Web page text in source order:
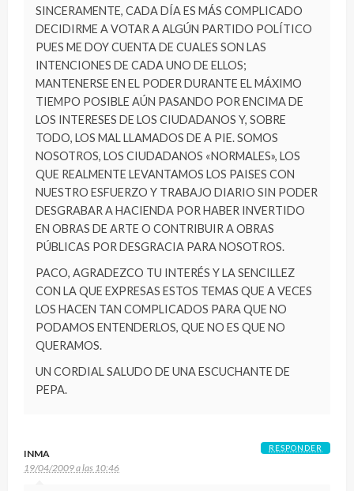
SINCERAMENTE, CADA DÍA ES MÁS COMPLICADO
DECIDIRME A VOTAR A ALGÚN PARTIDO POLÍTICO
PUES ME DOY CUENTA DE CUALES SON LAS
INTENCIONES DE CADA UNO DE ELLOS;
MANTENERSE EN EL PODER DURANTE EL MÁXIMO
TIEMPO POSIBLE AÚN PASANDO POR ENCIMA DE
LOS INTERESES DE LOS CIUDADANOS Y, SOBRE
TODO, LOS MAL LLAMADOS DE A PIE. SOMOS
NOSOTROS, LOS CIUDADANOS «NORMALES», LOS
QUE REALMENTE LEVANTAMOS LOS PAISES CON
NUESTRO ESFUERZO Y TRABAJO DIARIO SIN PODER
DESGRABAR A HACIENDA POR HABER INVERTIDO
EN OBRAS DE ARTE O CONTRIBUIR A OBRAS
PÚBLICAS POR DESGRACIA PARA NOSOTROS.
PACO, AGRADEZCO TU INTERÉS Y LA SENCILLEZ
CON LA QUE EXPRESAS ESTOS TEMAS QUE A VECES
LOS HACEN TAN COMPLICADOS PARA QUE NO
PODAMOS ENTENDERLOS, QUE NO ES QUE NO
QUERAMOS.
UN CORDIAL SALUDO DE UNA ESCUCHANTE DE
PEPA.
INMA
19/04/2009 a las 10:46
RESPONDER